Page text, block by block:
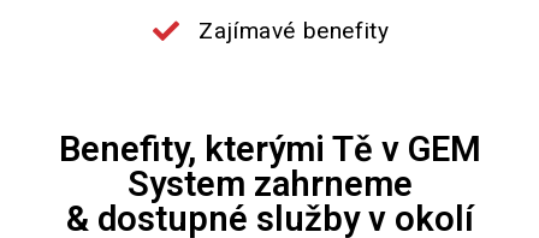
Zajímavé benefity
Benefity, kterými Tě v GEM
System zahrneme
& dostupné služby v okolí